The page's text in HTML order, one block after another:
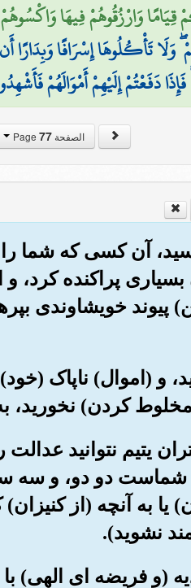
وَارْزُقُوهُمْ فِيهَا وَاكْسُوهُمْ
وَلَا تَأْكُلُوهَا إِسْرَافًا
دَفَعْتُمْ إِلَيْهِمْ أَمْوَالَهُمْ
الصفحة Page77
آن کسی که شما
بسیاری پراکنده
خویشاوندی
و (اموال) ناپاک
مخلوط کردن)
یتیم نتوانید
شماست دو دو، و سه
به آنچه (از کنیزان)
نشوید).
(و فریضه ای